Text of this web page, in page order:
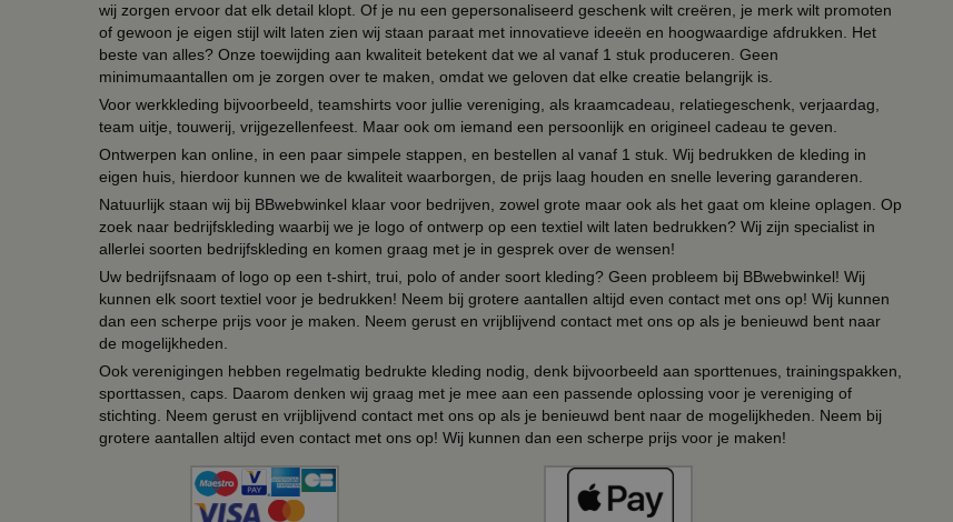
wij zorgen ervoor dat elk detail klopt. Of je nu een gepersonaliseerd geschenk wilt creëren, je merk wilt promoten
of gewoon je eigen stijl wilt laten zien wij staan paraat met innovatieve ideeën en hoogwaardige afdrukken. Het
beste van alles? Onze toewijding aan kwaliteit betekent dat we al vanaf 1 stuk produceren. Geen
minimumaantallen om je zorgen over te maken, omdat we geloven dat elke creatie belangrijk is.
Voor werkkleding bijvoorbeeld, teamshirts voor jullie vereniging, als kraamcadeau, relatiegeschenk, verjaardag,
team uitje, touwerij, vrijgezellenfeest. Maar ook om iemand een persoonlijk en origineel cadeau te geven.
Ontwerpen kan online, in een paar simpele stappen, en bestellen al vanaf 1 stuk. Wij bedrukken de kleding in
eigen huis, hierdoor kunnen we de kwaliteit waarborgen, de prijs laag houden en snelle levering garanderen.
Natuurlijk staan wij bij BBwebwinkel klaar voor bedrijven, zowel grote maar ook als het gaat om kleine oplagen. Op
zoek naar bedrijfskleding waarbij we je logo of ontwerp op een textiel wilt laten bedrukken? Wij zijn specialist in
allerlei soorten bedrijfskleding en komen graag met je in gesprek over de wensen!
Uw bedrijfsnaam of logo op een t-shirt, trui, polo of ander soort kleding? Geen probleem bij BBwebwinkel! Wij
kunnen elk soort textiel voor je bedrukken! Neem bij grotere aantallen altijd even contact met ons op! Wij kunnen
dan een scherpe prijs voor je maken. Neem gerust en vrijblijvend contact met ons op als je benieuwd bent naar
de mogelijkheden.
Ook verenigingen hebben regelmatig bedrukte kleding nodig, denk bijvoorbeeld aan sporttenues, trainingspakken,
sporttassen, caps. Daarom denken wij graag met je mee aan een passende oplossing voor je vereniging of
stichting. Neem gerust en vrijblijvend contact met ons op als je benieuwd bent naar de mogelijkheden. Neem bij
grotere aantallen altijd even contact met ons op! Wij kunnen dan een scherpe prijs voor je maken!